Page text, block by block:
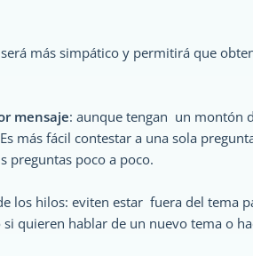
más simpático y permitirá que
mensaje: aunque tengan un montón
más fácil contestar a una sola
preguntas poco a poco.
los hilos: eviten estar fuera del tema
quieren hablar de un nuevo tema o